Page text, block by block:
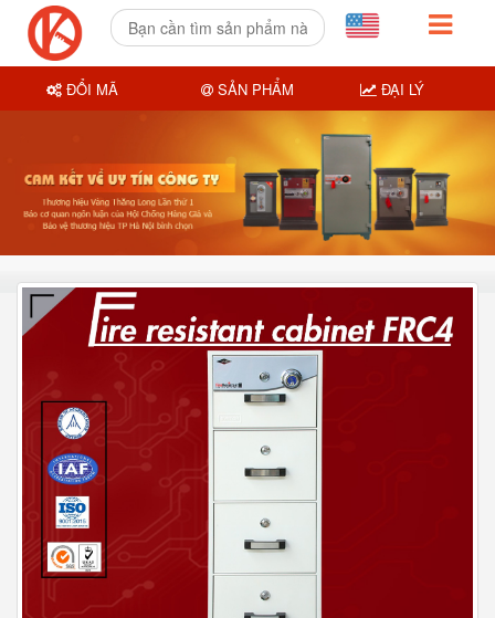
ĐỔI MÃ SẢN PHẨM ĐẠI LÝ